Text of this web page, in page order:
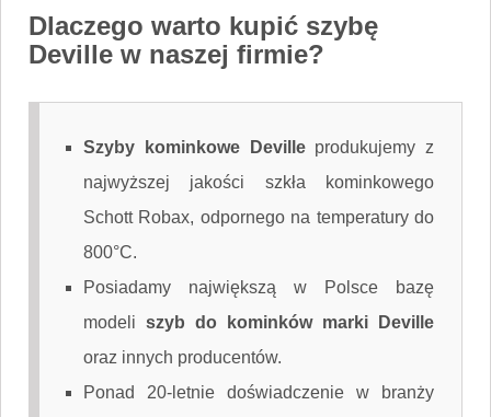
Dlaczego warto kupić szybę
Deville w naszej firmie?
Szyby kominkowe Devilleprodukujemy z
najwyższej jakości szkła kominkowego
Schott Robax, odpornego na temperatury do
800°C.
Posiadamy największą w Polsce bazę
modeli szyb do kominków marki Deville
oraz innych producentów.
Ponad 20-letnie doświadczenie w branży